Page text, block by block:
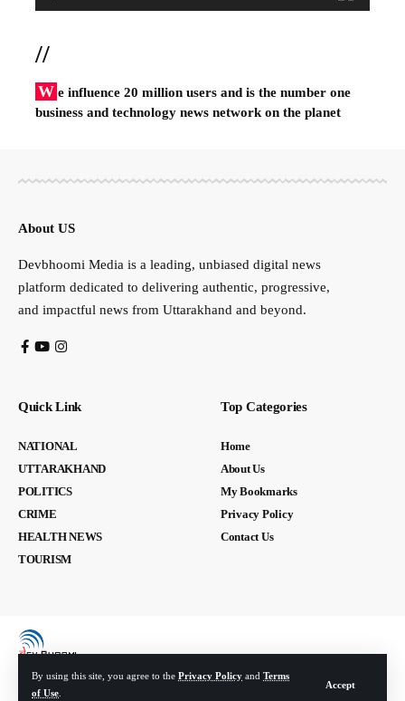
By using this site, you agree to the Privacy Policy and Terms
of Use
Accept
//
W e influence 20 million users and is the number one
business and technology news network on the planet
About US
Devbhoomi Media is a leading, unbiased digital news
platform dedicated to delivering authentic, progressive,
and impactful news from Uttarakhand and beyond.
Quick Link
NATIONAL
UTTARAKHAND
POLITICS
CRIME
HEALTH NEWS
TOURISM
Top Categories
Home
About Us
My Bookmarks
Privacy Policy
Contact Us